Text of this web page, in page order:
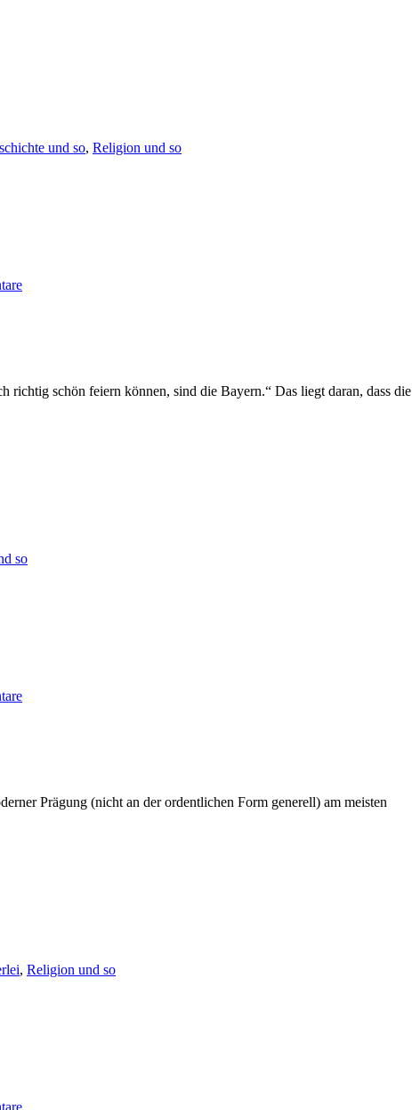
und so, Religion und so
richtig schön feiern können, sind die Bayern.“ Das liegt daran, dass die
so
Prägung (nicht an der ordentlichen Form generell) am meisten
, Religion und so